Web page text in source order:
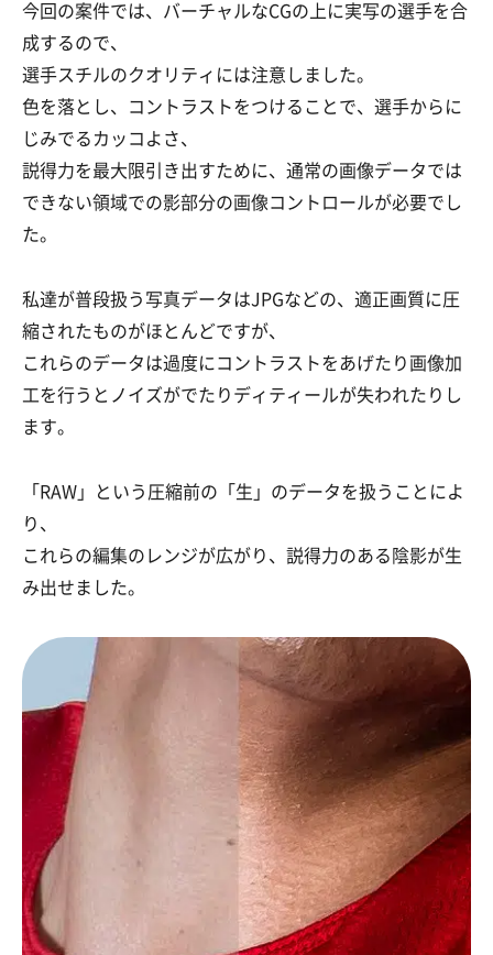
今回の案件では、バーチャルなCGの上に実写の選手を合
成するので、
選手スチルのクオリティには注意しました。
色を落とし、コントラストをつけることで、選手からに
じみでるカッコよさ、
説得力を最大限引き出すために、 通常の画像データでは
できない領域での影部分の画像コントロールが必要でし
た。
私達が普段扱う写真データはJPGなどの、適正画質に圧
縮されたものがほとんどですが、
これらのデータは過度にコントラストをあげたり画像加
工を行うと ノイズがでたりディティールが失われたりし
ます。
「RAW」という圧縮前の「生」のデータを扱うことによ
り、
これらの編集のレンジが広がり、説得力のある陰影が生
み出せました。